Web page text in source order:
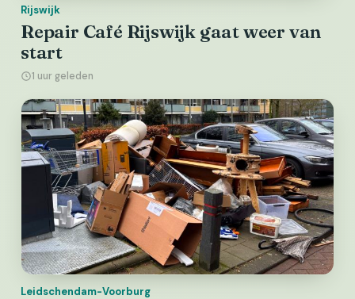
Rijswijk
Repair Café Rijswijk gaat weer van
start
1 uur geleden
Leidschendam-Voorburg